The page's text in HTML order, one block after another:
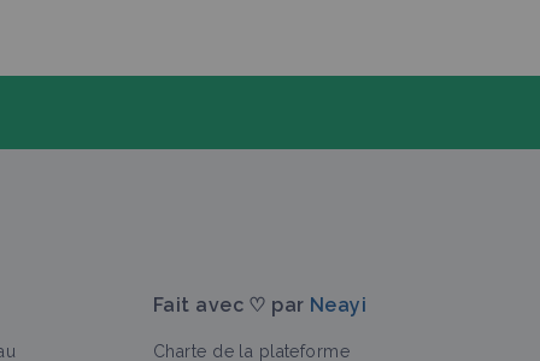
Fait avec ♡ par Neayi
Charte de la plateforme